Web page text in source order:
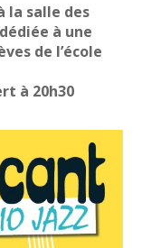
la salle des
à une
de l’école
à 20h30